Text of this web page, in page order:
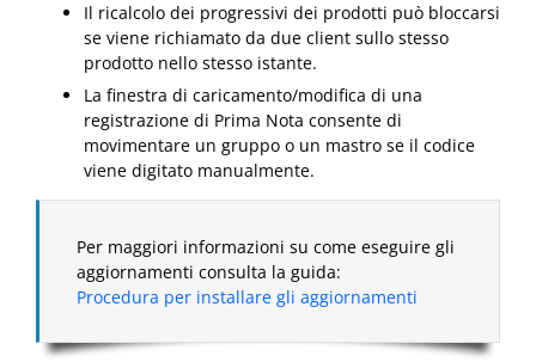
Il ricalcolo dei progressivi dei prodotti può bloccarsi
se viene richiamato da due client sullo stesso
prodotto nello stesso istante.
La finestra di caricamento/modifica di una
registrazione di Prima Nota consente di
movimentare un gruppo o un mastro se il codice
viene digitato manualmente.
Per maggiori informazioni su come eseguire gli
aggiornamenti consulta la guida:
Procedura per installare gli aggiornamenti